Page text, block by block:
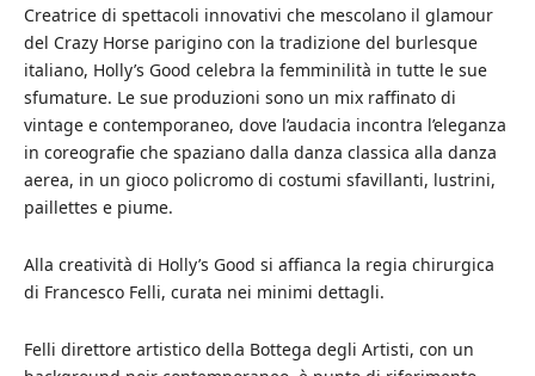
Creatrice di spettacoli innovativi che mescolano il glamour
del Crazy Horse parigino con la tradizione del burlesque
italiano, Holly’s Good celebra la femminilità in tutte le sue
sfumature. Le sue produzioni sono un mix raffinato di
vintage e contemporaneo, dove l’audacia incontra l’eleganza
in coreografie che spaziano dalla danza classica alla danza
aerea, in un gioco policromo di costumi sfavillanti, lustrini,
paillettes e piume.
Alla creatività di Holly’s Good si affianca la regia chirurgica
di Francesco Felli, curata nei minimi dettagli.
Felli direttore artistico della Bottega degli Artisti, con un